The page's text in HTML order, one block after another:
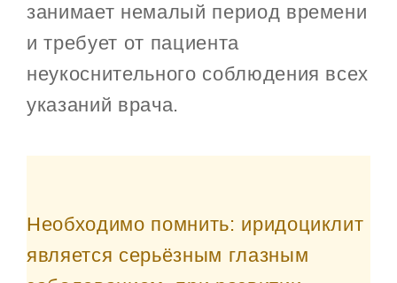
занимает немалый период времени
и требует от пациента
неукоснительного соблюдения всех
указаний врача.
Необходимо помнить: иридоциклит
является серьёзным глазным